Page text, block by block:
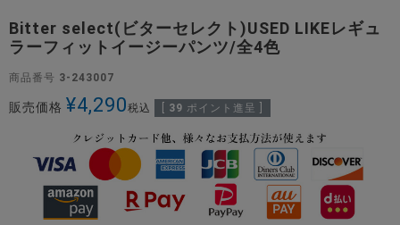
Bitter select(ビターセレクト)USED LIKEレギュ
ラーフィットイージーパンツ/全4色
商品番号 3-243007
販売価格 ¥4,290税込 39 ポイント進呈 ]